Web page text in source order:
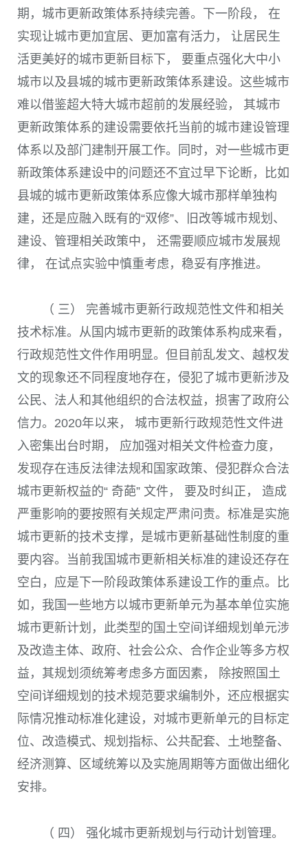
期，城市更新政策体系持续完善。下一阶段， 在
实现让城市更加宜居、更加富有活力， 让居民生
活更美好的城市更新目标下， 要重点强化大中小
城市以及县城的城市更新政策体系建设。这些城市
难以借鉴超大特大城市超前的发展经验， 其城市
更新政策体系的建设需要依托当前的城市建设管理
体系以及部门建制开展工作。同时，对一些城市更
新政策体系建设中的问题还不宜过早下论断，比如
县城的城市更新政策体系应像大城市那样单独构
建，还是应融入既有的“双修”、旧改等城市规划、
建设、管理相关政策中， 还需要顺应城市发展规
律， 在试点实验中慎重考虑，稳妥有序推进。
（ 三） 完善城市更新行政规范性文件和相关
技术标准。从国内城市更新的政策体系构成来看，
行政规范性文件作用明显。但目前乱发文、越权发
文的现象还不同程度地存在，侵犯了城市更新涉及
公民、法人和其他组织的合法权益，损害了政府公
信力。 2020年以来， 城市更新行政规范性文件进
入密集出台时期， 应加强对相关文件检查力度，
发现存在违反法律法规和国家政策、侵犯群众合法
城市更新权益的“ 奇葩” 文件， 要及时纠正， 造成
严重影响的要按照有关规定严肃问责。标准是实施
城市更新的技术支撑，是城市更新基础性制度的重
要内容。当前我国城市更新相关标准的建设还存在
空白，应是下一阶段政策体系建设工作的重点。比
如，我国一些地方以城市更新单元为基本单位实施
城市更新计划，此类型的国土空间详细规划单元涉
及改造主体、政府、社会公众、合作企业等多方权
益，其规划须统筹考虑多方面因素， 除按照国土
空间详细规划的技术规范要求编制外，还应根据实
际情况推动标准化建设，对城市更新单元的目标定
位、改造模式、规划指标、公共配套、土地整备、
经济测算、区域统筹以及实施周期等方面做出细化
安排。
（ 四） 强化城市更新规划与行动计划管理。